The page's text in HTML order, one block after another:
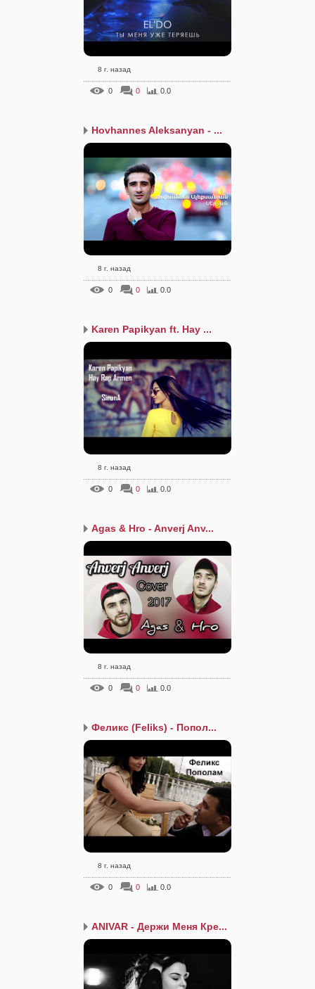
8 г. назад
0 0 0.0
Hovhannes Aleksanyan - ...
8 г. назад
0 0 0.0
Karen Papikyan ft. Hay ...
8 г. назад
0 0 0.0
Agas & Hro - Anverj Anv...
8 г. назад
0 0 0.0
Феликс (Feliks) - Попол...
8 г. назад
0 0 0.0
ANIVAR - Держи Меня Кре...